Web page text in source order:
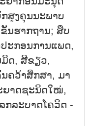
ສູງຄຸນນະພາບ
ນຮາກຖານ; ສືບ
ະກອນການແພດ,
ດ, ສີຂຽວ,
ຄວ້າສຶກສາ, ມາ
ຍາດຊະນິດໃໝ່,
ກລະບາດໂຄວິດ -